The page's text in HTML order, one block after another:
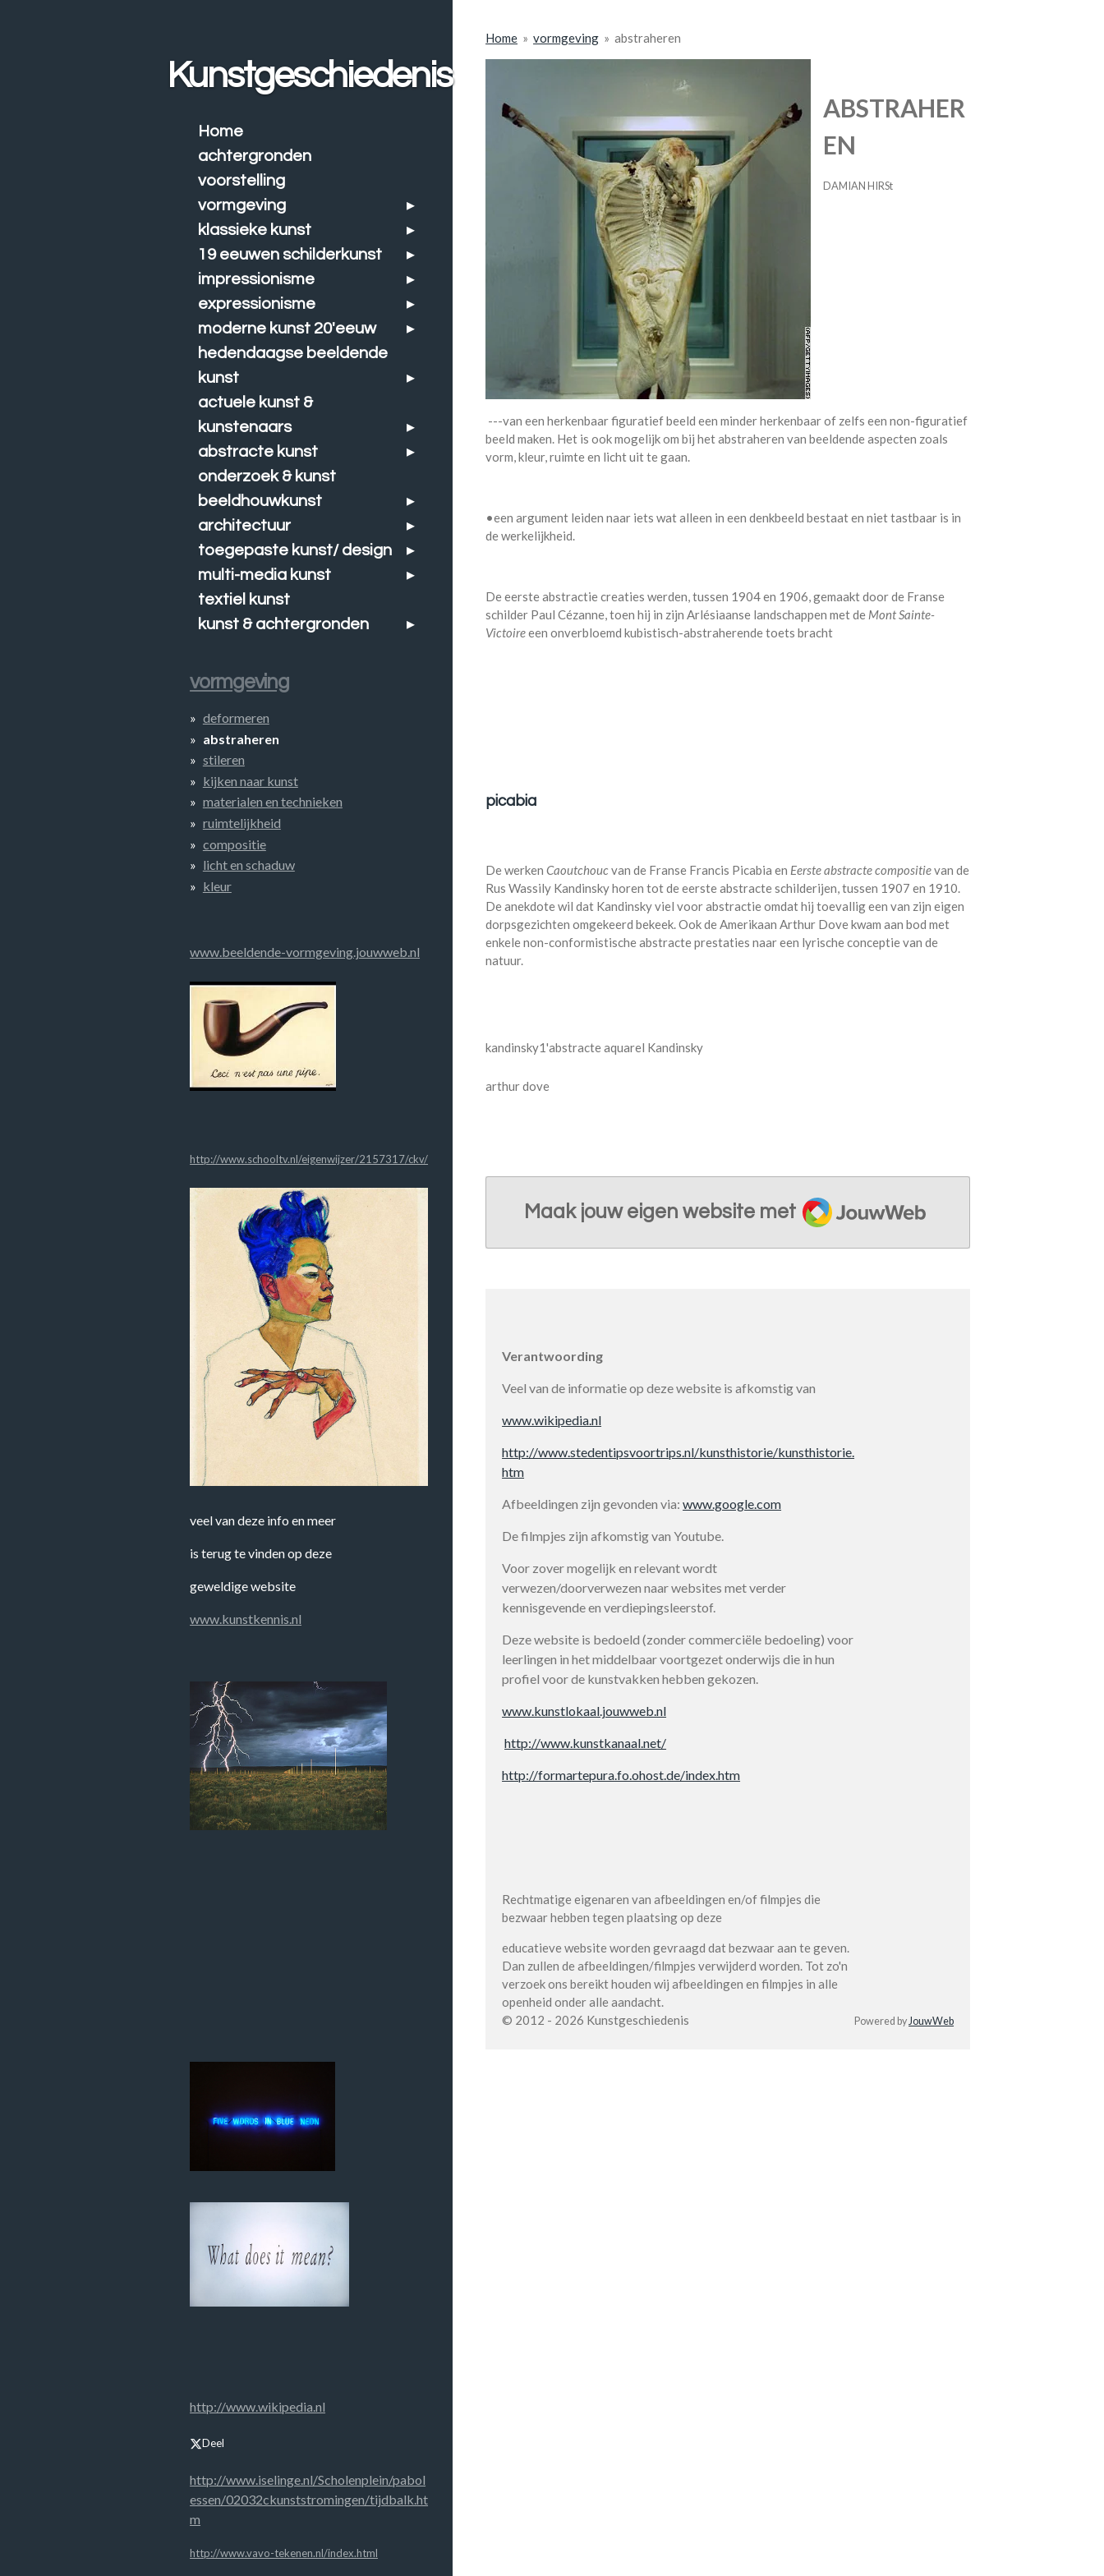
Home » vormgeving » abstraheren
ABSTRAHER
EN
DAMIAN HIRSt
---van een herkenbaar figuratief beeld een minder herkenbaar of zelfs een non-figuratief
beeld maken. Het is ook mogelijk om bij het abstraheren van beeldende aspecten zoals
vorm, kleur, ruimte en licht uit te gaan.
•een argument leiden naar iets wat alleen in een denkbeeld bestaat en niet tastbaar is in
de werkelijkheid.
De eerste abstractie creaties werden, tussen 1904 en 1906, gemaakt door de Franse
schilder Paul Cézanne, toen hij in zijn Arlésiaanse landschappen met de Mont Sainte-
Victoireeen onverbloemd kubistisch-abstraherende toets bracht
picabia
De werkenCaoutchoucvan de Franse Francis Picabia en Eerste abstracte compositievan de
Rus Wassily Kandinsky horen tot de eerste abstracte schilderijen, tussen 1907 en 1910.
De anekdote wil dat Kandinsky viel voor abstractie omdat hij toevallig een van zijn eigen
dorpsgezichten omgekeerd bekeek. Ook de Amerikaan Arthur Dove kwam aan bod met
enkele non-conformistische abstracte prestaties naar een lyrische conceptie van de
natuur.
kandinsky1'abstracte aquarel Kandinsky
arthur dove
Maak jouw eigen website met
JouwWeb
Verantwoording
Veel van de informatie op deze website is afkomstig van
www.wikipedia.nl
http://www.stedentipsvoortrips.nl/kunsthistorie/kunsthistorie.
htm
Afbeeldingen zijn gevonden via:www.google.com
De filmpjes zijn afkomstig van Youtube.
Voor zover mogelijk en relevant wordt
verwezen/doorverwezen naar websites met verder
kennisgevende en verdiepingsleerstof.
Deze website is bedoeld (zonder commerciële bedoeling) voor
leerlingen in het middelbaar voortgezet onderwijs die in hun
profiel voor de kunstvakken hebben gekozen.
www.kunstlokaal.jouwweb.nl
http://www.kunstkanaal.net/
http://formartepura.fo.ohost.de/index.htm
Rechtmatige eigenaren van afbeeldingen en/of filmpjes die
bezwaar hebben tegen plaatsing op deze
educatieve website worden gevraagd dat bezwaar aan te geven.
Dan zullen de afbeeldingen/filmpjes verwijderd worden. Tot zo'n
verzoek ons bereikt houden wij afbeeldingen en filmpjes in alle
openheid onder alle aandacht.
© 2012 - 2026 Kunstgeschiedenis
Powered byJouwWeb
Kunstgeschiedenis
Home
achtergronden
voorstelling
vormgeving
klassieke kunst
19 eeuwen schilderkunst
impressionisme
expressionisme
moderne kunst 20'eeuw
hedendaagse beeldende
kunst
actuele kunst &
kunstenaars
abstracte kunst
onderzoek & kunst
beeldhouwkunst
architectuur
toegepaste kunst/ design
multi-media kunst
textiel kunst
kunst & achtergronden
vormgeving
deformeren
abstraheren
stileren
kijken naar kunst
materialen en technieken
ruimtelijkheid
compositie
licht en schaduw
kleur
www.beeldende-vormgeving.jouwweb.nl
http://www.schooltv.nl/eigenwijzer/2157317/ckv/
veel van deze info en meer
is terug te vinden op deze
geweldige website
www.kunstkennis.nl
http://www.wikipedia.nl
Deel
http://www.iselinge.nl/Scholenplein/pabol
essen/02032ckunststromingen/tijdbalk.ht
m
http://www.vavo-tekenen.nl/index.html